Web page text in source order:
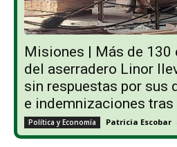
Misiones | Más de 130
del aserradero Linor
sin respuestas por sus
e indemnizaciones tras
Política y Economía Patricia Escobar -